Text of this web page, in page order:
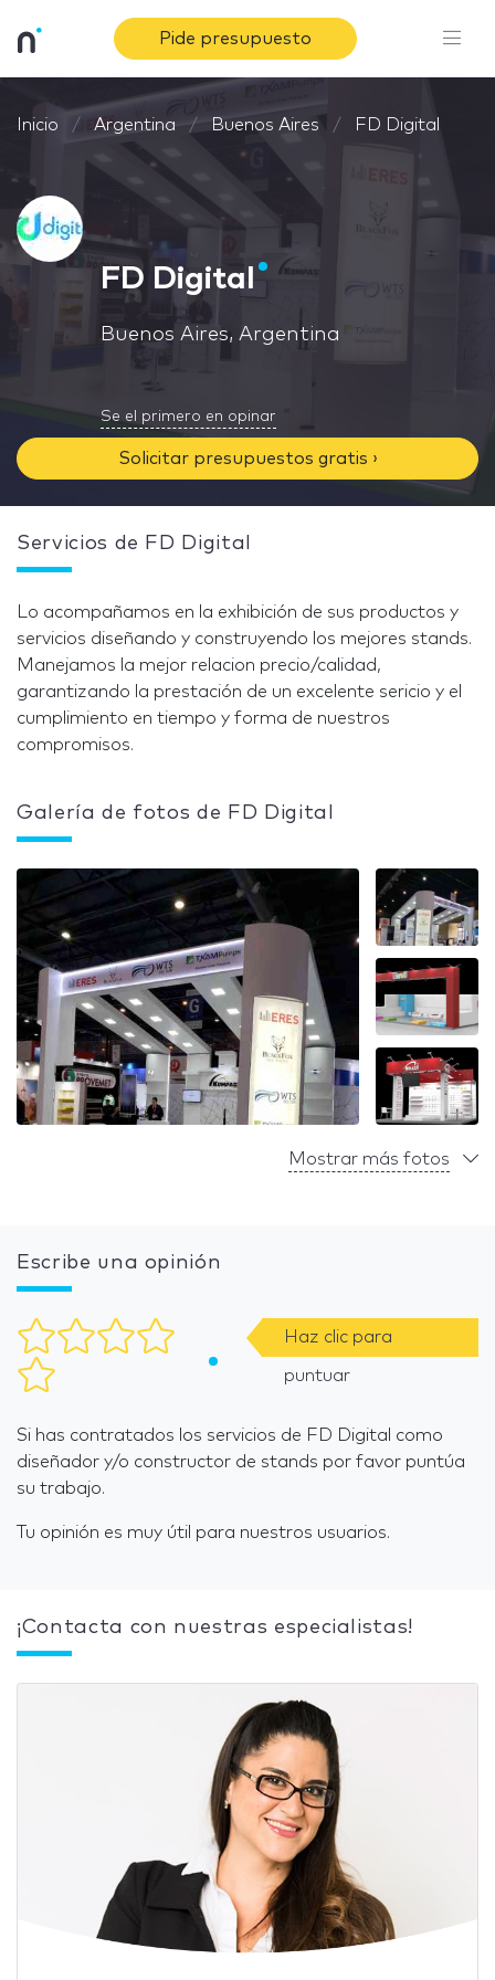
Pide presupuesto
Inicio Argentina Buenos Aires FD Digital
FD Digital
Buenos Aires, Argentina
Se el primero en opinar
Solicitar presupuestos gratis ›
Servicios de FD Digital
Lo acompañamos en la exhibición de sus productos y
servicios diseñando y construyendo los mejores stands.
Manejamos la mejor relacion precio/calidad,
garantizando la prestación de un excelente sericio y el
cumplimiento en tiempo y forma de nuestros
compromisos.
Galería de fotos de FD Digital
Mostrar más fotos
Escribe una opinión
Haz clic para
puntuar
Si has contratados los servicios de FD Digital como
diseñador y/o constructor de stands por favor puntúa
su trabajo.
Tu opinión es muy útil para nuestros usuarios.
¡Contacta con nuestras especialistas!